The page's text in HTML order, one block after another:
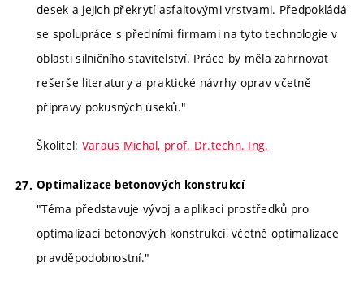
desek a jejich překrytí asfaltovými vrstvami. Předpokládá
se spolupráce s předními firmami na tyto technologie v
oblasti silničního stavitelství. Práce by měla zahrnovat
rešerše literatury a praktické návrhy oprav včetně
přípravy pokusných úseků."
Školitel: Varaus Michal, prof. Dr.techn. Ing.
Optimalizace betonových konstrukcí
"Téma představuje vývoj a aplikaci prostředků pro
optimalizaci betonových konstrukcí, včetně optimalizace
pravděpodobnostní."